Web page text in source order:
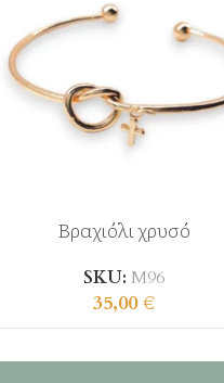
Βραχιόλι χρυσό
SKU: Μ96
35,00€